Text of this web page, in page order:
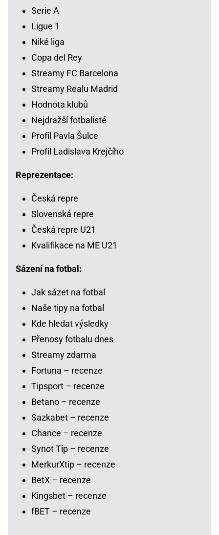
Serie A
Ligue 1
Niké liga
Copa del Rey
Streamy FC Barcelona
Streamy Realu Madrid
Hodnota klubů
Nejdražší fotbalisté
Profil Pavla Šulce
Profil Ladislava Krejčího
Reprezentace:
Česká repre
Slovenská repre
Česká repre U21
Kvalifikace na ME U21
Sázení na fotbal:
Jak sázet na fotbal
Naše tipy na fotbal
Kde hledat výsledky
Přenosy fotbalu dnes
Streamy zdarma
Fortuna – recenze
Tipsport – recenze
Betano – recenze
Sazkabet – recenze
Chance – recenze
Synot Tip – recenze
MerkurXtip – recenze
BetX – recenze
Kingsbet – recenze
fBET – recenze